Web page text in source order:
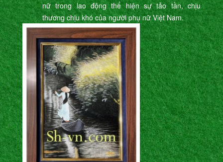
nữ trong lao động thể hiện sự tảo tần, chịu
thương chịu khó của người phụ nữ Việt Nam.